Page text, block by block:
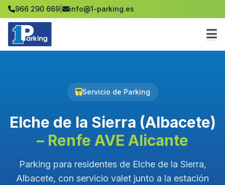
966 290 669 info@1-parking.es
Servicio de Parking
Elche de la Sierra (Albacete)
– Renfe AVE Alicante
Parking para residentes de Elche de la Sierra,
Albacete, con servicio valet junto a la estación